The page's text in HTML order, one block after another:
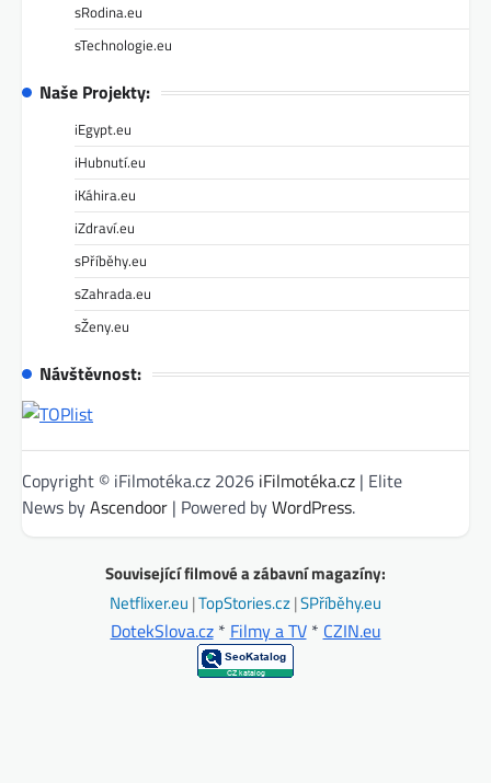
sRodina.eu
sTechnologie.eu
Naše Projekty:
iEgypt.eu
iHubnutí.eu
iKáhira.eu
iZdraví.eu
sPříběhy.eu
sZahrada.eu
sŽeny.eu
Návštěvnost:
Copyright © iFilmotéka.cz 2026 iFilmotéka.cz | Elite
News byAscendoor | Powered byWordPress.
Související filmové a zábavní magazíny:
Netflixer.eu |TopStories.cz|SPříběhy.eu
DotekSlova.cz* Filmy a TV* CZIN.eu